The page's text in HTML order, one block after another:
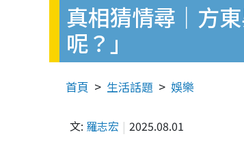
真相猜情尋｜方
呢？」
首頁 生活話題 娛樂
文: 羅志宏 2025.08.01